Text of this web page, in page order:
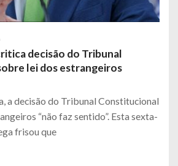
decisão do Tribunal
lei dos estrangeiros
a decisão do Tribunal Constitucional
“não faz sentido”. Esta sexta-
frisou que